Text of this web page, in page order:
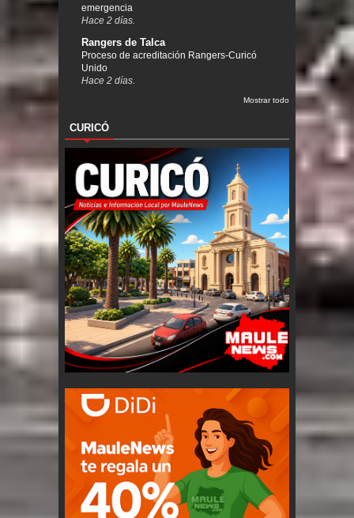
emergencia
Hace 2 días.
Rangers de Talca
Proceso de acreditación Rangers-Curicó
Unido
Hace 2 días.
Mostrar todo
CURICÓ